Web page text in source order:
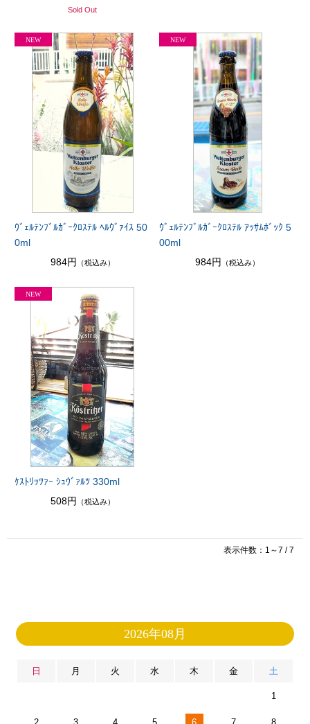
Sold Out
ｳﾞｪﾙﾃﾝﾌﾞﾙｶﾞｰｸﾛｽﾃﾙ ﾍﾙｳﾞｧｲｽ 50
0ml
984円
（税込み）
ｳﾞｪﾙﾃﾝﾌﾞﾙｶﾞｰｸﾛｽﾃﾙ ｱｯｻﾑﾎﾞｯｸ 5
00ml
984円
（税込み）
ｹｽﾄﾘｯﾂｧｰ ｼｭｳﾞｧﾙﾂ 330ml
508円
（税込み）
表示件数：1～7 / 7
2026年08月
日 月 火 水 木 金 土
1